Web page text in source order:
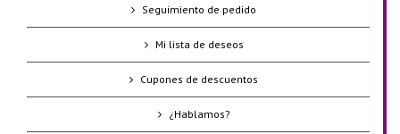
Seguimiento de pedido
Mi lista de deseos
Cupones de descuentos
¿Hablamos?